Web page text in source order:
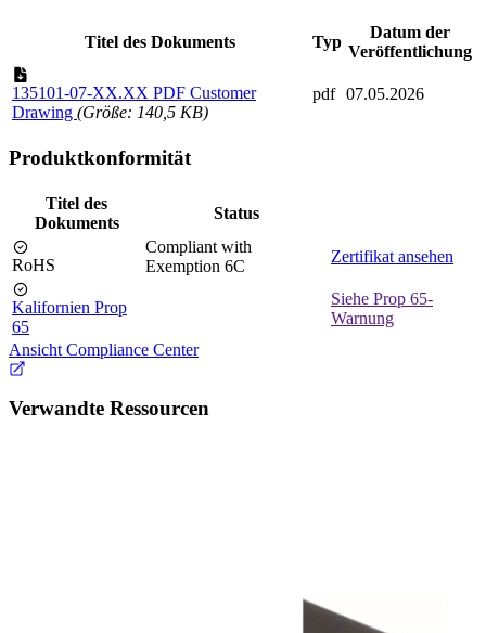
Titel des Dokuments Typ
Datum der
Veröffentlichung
135101-07-XX.XX PDF Customer
Drawing (Größe: 140,5 KB)
pdf 07.05.2026
Produktkonformität
Titel des
Dokuments
Status
RoHS
Compliant with
Exemption 6C
Zertifikat ansehen
Kalifornien Prop
65
Siehe Prop 65-
Warnung
Ansicht Compliance Center
Verwandte Ressourcen